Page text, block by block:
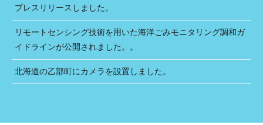
プレスリリースしました。
リモートセンシング技術を用いた海洋ごみモニタリング調和ガ
イドラインが公開されました。。
北海道の乙部町にカメラを設置しました。